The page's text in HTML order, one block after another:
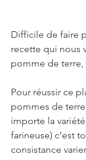
Difficile de faire
recette qui nous
pomme de terre,
Pour réussir ce
pommes de
importe la
farineuse) c’est
consistance